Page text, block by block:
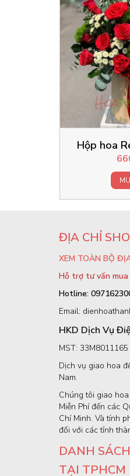
Hộp hoa
ĐỊA CHỈ
XEM TOÀN BỘ
Hỗ trợ tư vấn mua
Hotline:
Email:
HKD Dịch Vụ
MST: 33M8011165
Dịch vụ giao hoa
Nam.
Chúng tôi giao
Miễn Phí đến các
Chí Minh. Và tính
đối với các tỉnh
DANH
TẠI TPHCM